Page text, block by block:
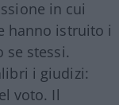
in cui
hanno istruito i
se stessi.
i giudizi:
voto. Il